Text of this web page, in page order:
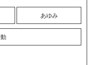
あゆみ